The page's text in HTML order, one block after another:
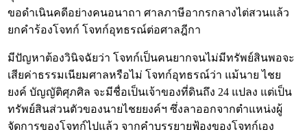
ขอดำเนินคดีอย่างคนอนาถา ศาลภาษีอากรกลางไต่สวนแล้ว
ยกคำร้องโจทก์ โจทก์อุทธรณ์ต่อศาลฎีกา
มีปัญหาต้องวินิจฉัยว่า โจทก์เป็นคนยากจนไม่มีทรัพย์สินพอจะ
เสียค่าธรรมเนียมศาลหรือไม่ โจทก์อุทธรณ์ว่า แม้นาย ไชย
ยงค์ บัญญัติศุภศิล จะมีชื่อเป็นเจ้าของที่ดินถึง 24 แปลง แต่เป็น
ทรัพย์สินส่วนตัวของนายไชยยงค์ฯ ซึ่งลาออกจากตำแหน่งผู้
จัดการของโจทก์ไปแล้ว จากคำบรรยายฟ้องของโจทก์เอง